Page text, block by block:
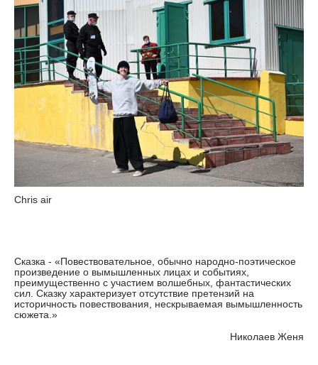
Chris air
Сказка - «Повествовательное, обычно народно-поэтическое
произведение о вымышленных лицах и событиях,
преимущественно с участием волшебных, фантастических
сил. Сказку характеризует отсутствие претензий на
историчность повествования, нескрываемая вымышленность
сюжета.»
Николаев Женя